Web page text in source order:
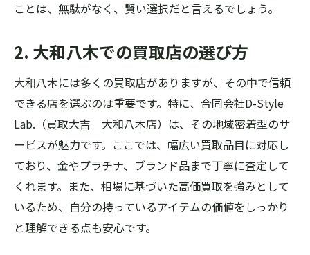
ことは、無駄がなく、賢い選択だと言えるでしょう。
2. 大和八木での買取店の選び方
大和八木には多くの買取店がありますが、その中で信頼
できる店を選ぶのは重要です。特に、合同会社D-Style
Lab.（買取大吉 大和八木店）は、その地域密着型のサ
ービスが魅力です。ここでは、幅広い買取品目に対応し
ており、金やプラチナ、ブランド品まで丁寧に査定して
くれます。また、相場に基づいた高価買取を強みとして
いるため、自分の持っているアイテムの価値をしっかり
と理解できる点も安心です。